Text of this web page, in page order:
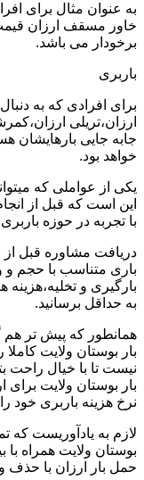
به عنوان مثال برای
خاور مسقف ارزان
برخودار می باشد.
باربری
برای افرادی که به
ارزان،تریلی
جابه جایی بارهایشان
خواهد بود.
یکی از عواملی که
این است که قبل از
با تجربه در حوزه
دریافت مشاوره قبل از
باری متناسب با حجم و
بارگیری و
به حداقل برسانید.
همانطور که پیش تر
بار بوستان ولایت
نیست تا با خیال راحت
بار بوستان ولایت برای
نرخ هزینه باربری خود
لازم به یادآوریست که
بوستان ولایت همراه با
حمل بار ارزان با حذف